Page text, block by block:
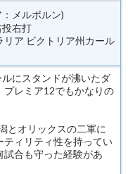
メルボルン)
右打
ア ビクトリア州カール
にスタンドが沸いたダ
プレミア12でもかなりの
とオリックスの二軍に
ィリティ性を持ってい
合も守った経験があ